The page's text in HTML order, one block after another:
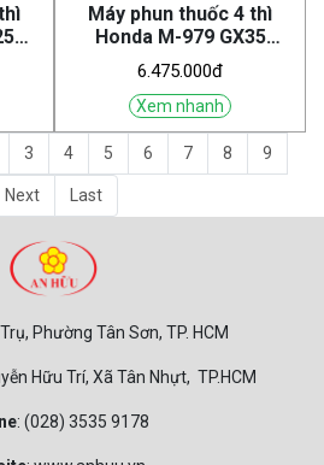
Máy phun thuốc 4 thì
Honda M-979 GX35
(Megic)
6.475.000đ
Xem nhanh
3 4 5 6 7 8 9
Next Last
Phường Tân Sơn, TP. HCM
Hữu Trí, Xã Tân Nhựt, TP.HCM
: (028) 3535 9178